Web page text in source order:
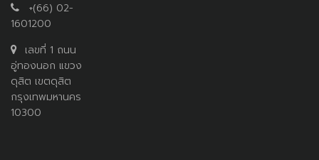
+(66) 02-
1601200
เลขที่ 1 ถนน
อู่ทองนอก แขวง
ดุสิต เขตดุสิต
กรุงเทพมหานคร
10300